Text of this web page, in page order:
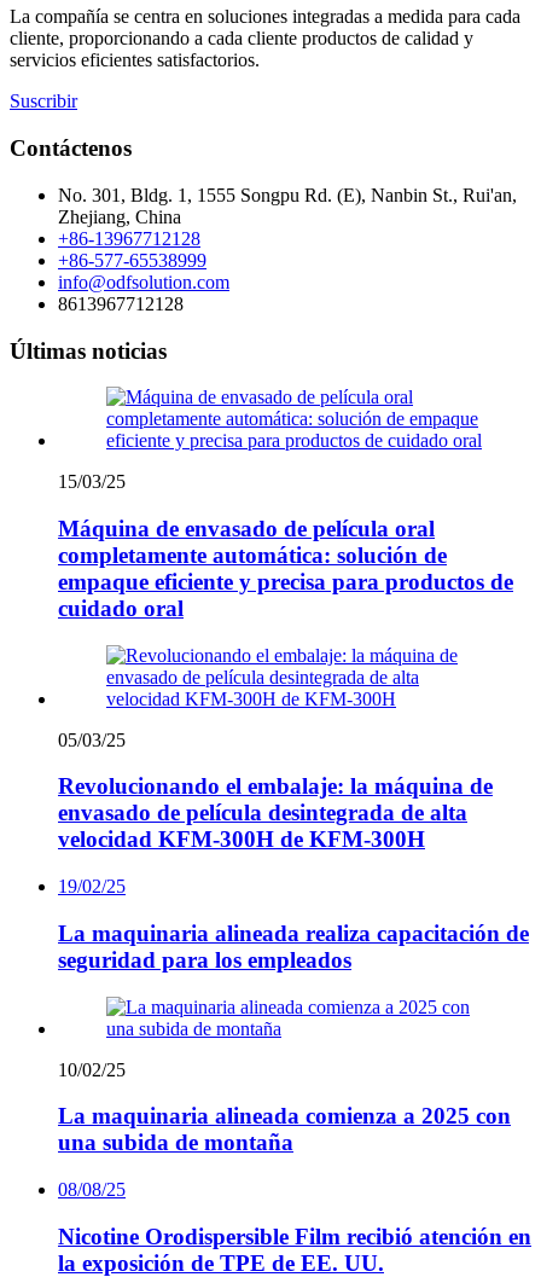
La compañía se centra en soluciones integradas a medida para cada
cliente, proporcionando a cada cliente productos de calidad y
servicios eficientes satisfactorios.
Suscribir
Contáctenos
No. 301, Bldg. 1, 1555 Songpu Rd. (E), Nanbin St., Rui'an,
Zhejiang, China
+86-13967712128
+86-577-65538999
info@odfsolution.com
8613967712128
Últimas noticias
15/03/25
Máquina de envasado de película oral
completamente automática: solución de
empaque eficiente y precisa para productos de
cuidado oral
05/03/25
Revolucionando el embalaje: la máquina de
envasado de película desintegrada de alta
velocidad KFM-300H de KFM-300H
19/02/25
La maquinaria alineada realiza capacitación de
seguridad para los empleados
10/02/25
La maquinaria alineada comienza a 2025 con
una subida de montaña
08/08/25
Nicotine Orodispersible Film recibió atención en
la exposición de TPE de EE. UU.